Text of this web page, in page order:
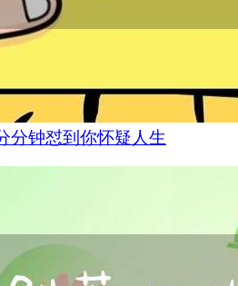
分钟怼到你怀疑人生